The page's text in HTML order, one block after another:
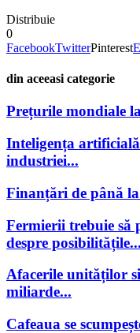
Distribuie
0
FacebookTwitterPinterest
din aceeasi categorie
Prețurile mondiale
Inteligența
industriei...
Finanțări de până
Fermierii trebuie să
despre posibilitățile...
Afacerile unităților
miliarde...
Cafeaua se